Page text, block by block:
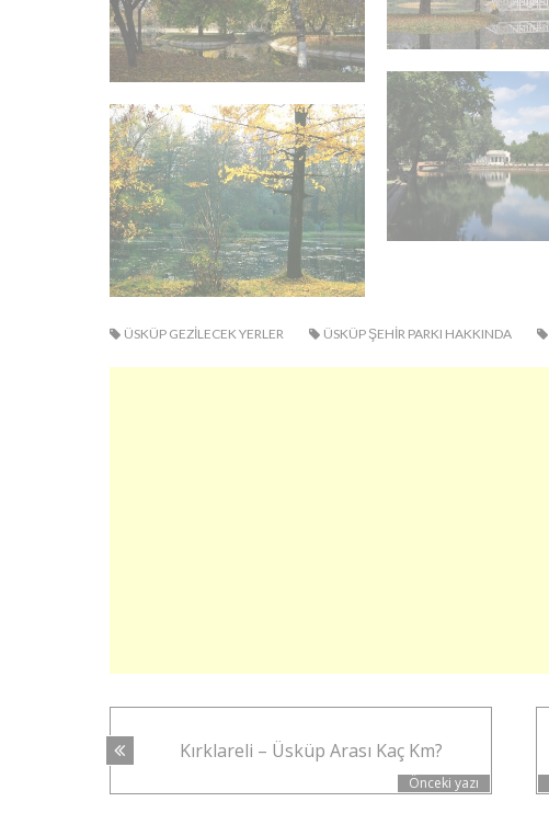
ÜSKÜP GEZILECEK YERLER ÜSKÜP ŞEHIR PARKI HAKKINDA
NAVIGASYONU
Önceki yazı
Kırklareli – Üsküp Arası Kaç Km?